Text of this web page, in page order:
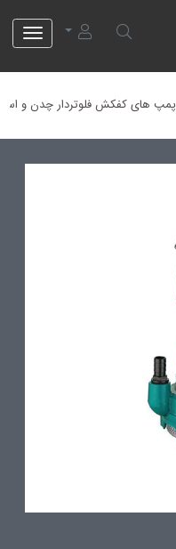
پمپ های کفکش فلوتردار چدن و